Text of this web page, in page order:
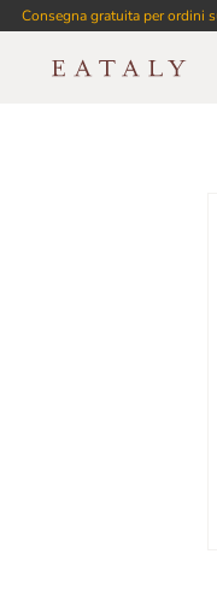
Consegna gratuita per ordini